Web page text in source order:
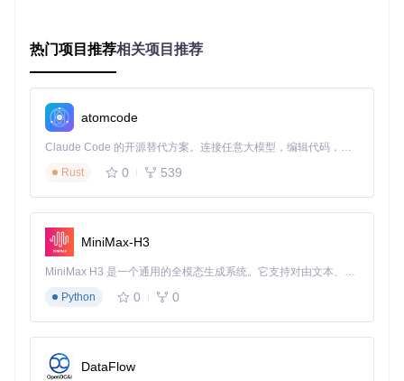
径
第一步：获取硬件报告——系统身份的数字档案
核心观点
：硬件报告是配置的基础，如同医生需要病人的病历
才能准确诊断。
案例对比 ：手动收集硬件信息需使用CPU-Z、GPU-Z等多个工
具，耗时30分钟且易遗漏关键参数；OpCore Simplify可一键
生成包含ACPI表、PCI设备列表和系统信息的完整报告。
实操建议：在Windows环境下运行"导出硬件报告"功能，若使
用Linux/macOS系统，需先用Windows设备生成报告后导入。
当报告包含ACPI目录和JSON文件两个部分时，才算采集成
功。
图2：硬件报告选择界面，显示报告路径和验证状态，确保系
第二步：兼容性分析——硬件与系统的匹配检测
核心观点
：兼容性检测不是简单的支持列表比对，而是评估硬
热门项目推荐相关项目推荐
atomcode
Claude Code 的开源替代方案。连接任意大模型，编辑代码，运行命令，自动验证 — 全自动执行。用 Rust 构建，极致性能。 ｜ An open-source alternative to Claude Code. Connect any LLM, edit code, run commands, and verify changes — autonomously. Built in Rust for speed. Get Started
Rust
0 539
MiniMax-H3
MiniMax H3 是一个通用的全模态生成系统。它支持对由文本、图像、视频和音频组成的多模态上下文进行统一理解，并能生成分辨率高达 2K、时长可达 15 秒的带原生立体声音频的视频。得益于面向任务泛化的系统设计，H3 在预训练阶段就已具备广泛的多模态上下文理解与生成能力，能够出色地执行复杂的多模态指令。
Python
0 0
DataFlow